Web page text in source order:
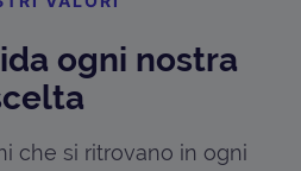
ogni nostra
che si ritrovano in ogni